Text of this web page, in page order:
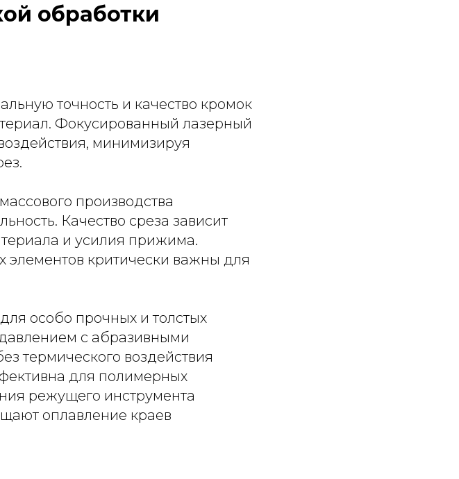
обработки
точность и качество кромок
Фокусированный лазерный
минимизируя
производства
Качество среза зависит
и усилия прижима.
элементов критически важны для
особо прочных и толстых
с абразивными
термического воздействия
для полимерных
режущего инструмента
оплавление краев